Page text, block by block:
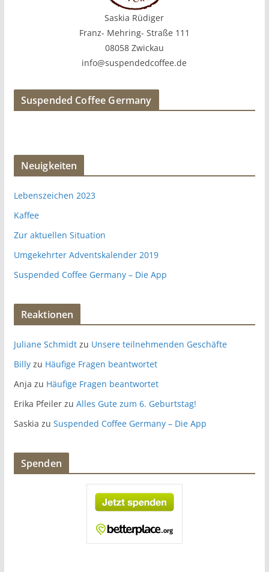
Saskia Rüdiger
Franz- Mehring- Straße 111
08058 Zwickau
info@suspendedcoffee.de
Suspended Coffee Germany
Neuigkeiten
Lebenszeichen 2023
Kaffee
Zur aktuellen Situation
Umgekehrter Adventskalender 2019
Suspended Coffee Germany – Die App
Reaktionen
Juliane Schmidtzu Unsere teilnehmenden Geschäfte
Billyzu Häufige Fragen beantwortet
Anja zu Häufige Fragen beantwortet
Erika Pfeilerzu Alles Gute zum 6. Geburtstag!
Saskia zu Suspended Coffee Germany – Die App
Spenden